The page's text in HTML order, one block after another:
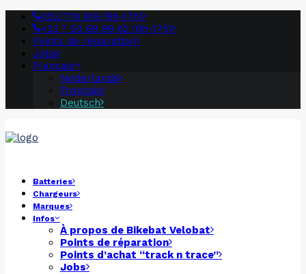
052/719 919 (9h-17h)
+33 7 50 69 99 62 (9h-17h)
Points de réparation
Jobs
Français
Nederlands
Français
Deutsch
Batteries
Chargeurs
Marques
Infos
À propos de Bikebat Velobat
Points de réparation
Points d’achat “track n trace”
Jobs